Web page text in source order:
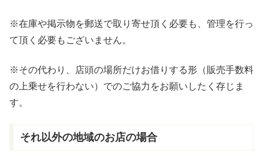
※在庫や掲示物を郵送で取り寄せ頂く必要も、管理を行っ
て頂く必要もございません。
※その代わり、店頭の場所だけお借りする形（販売手数料
の上乗せを行わない）でのご協力をお願いしたく存じま
す。
それ以外の地域のお店の場合